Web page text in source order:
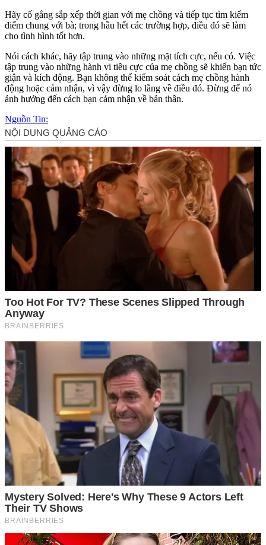
Hãy cố gắng sắp xếp thời gian với mẹ chồng và tiếp tục tìm kiếm
điểm chung với bà; trong hầu hết các trường hợp, điều đó sẽ làm
cho tình hình tốt hơn.
Nói cách khác, hãy tập trung vào những mặt tích cực, nếu có. Việc
tập trung vào những hành vi tiêu cực của mẹ chồng sẽ khiến bạn tức
giận và kích động. Bạn không thể kiểm soát cách mẹ chồng hành
động hoặc cảm nhận, vì vậy đừng lo lắng về điều đó. Đừng để nó
ảnh hưởng đến cách bạn cảm nhận về bản thân.
Nguồn Tin: